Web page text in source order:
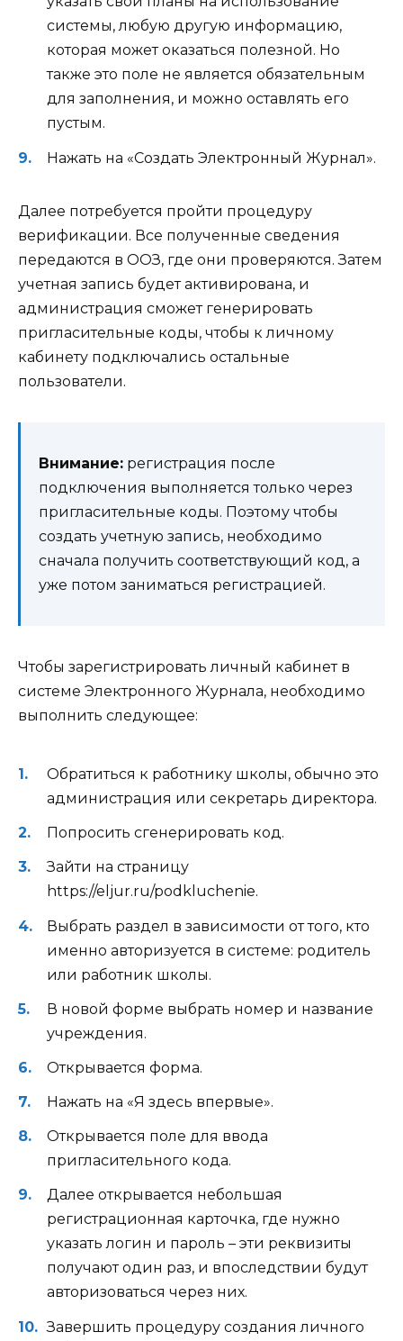
системы, любую другую информацию,
которая может оказаться полезной. Но
также это поле не является обязательным
для заполнения, и можно оставлять его
пустым.
Нажать на «Создать Электронный Журнал».
Далее потребуется пройти процедуру
верификации. Все полученные сведения
передаются в ООЗ, где они проверяются. Затем
учетная запись будет активирована, и
администрация сможет генерировать
пригласительные коды, чтобы к личному
кабинету подключались остальные
пользователи.
Внимание: регистрация после
подключения выполняется только через
пригласительные коды. Поэтому чтобы
создать учетную запись, необходимо
сначала получить соответствующий код, а
уже потом заниматься регистрацией.
Чтобы зарегистрировать личный кабинет в
системе Электронного Журнала, необходимо
выполнить следующее:
Обратиться к работнику школы, обычно это
администрация или секретарь директора.
Попросить сгенерировать код.
Зайти на страницу
https://eljur.ru/podkluchenie.
Выбрать раздел в зависимости от того, кто
именно авторизуется в системе: родитель
или работник школы.
В новой форме выбрать номер и название
учреждения.
Открывается форма.
Нажать на «Я здесь впервые».
Открывается поле для ввода
пригласительного кода.
Далее открывается небольшая
регистрационная карточка, где нужно
указать логин и пароль – эти реквизиты
получают один раз, и впоследствии будут
авторизоваться через них.
Завершить процедуру создания личного